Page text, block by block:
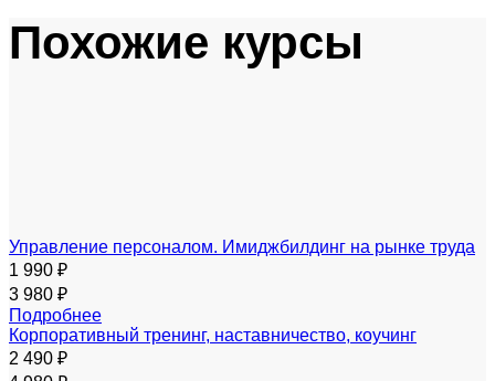
Похожие курсы
Управление персоналом. Имиджбилдинг на рынке труда
1 990 ₽
3 980 ₽
Подробнее
Корпоративный тренинг, наставничество, коучинг
2 490 ₽